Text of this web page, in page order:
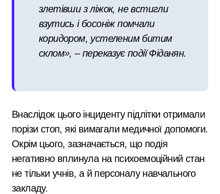
злетівши з ліжок, не встигли
взутись і босоніж помчали
коридором, устеленим битим
склом», – переказує події Фіданян.
Внаслідок цього інциденту підлітки отримали
порізи стоп, які вимагали медичної допомоги.
Окрім цього, зазначається, що подія
негативно вплинула на психоемоційний стан
не тільки учнів, а й персоналу навчального
закладу.